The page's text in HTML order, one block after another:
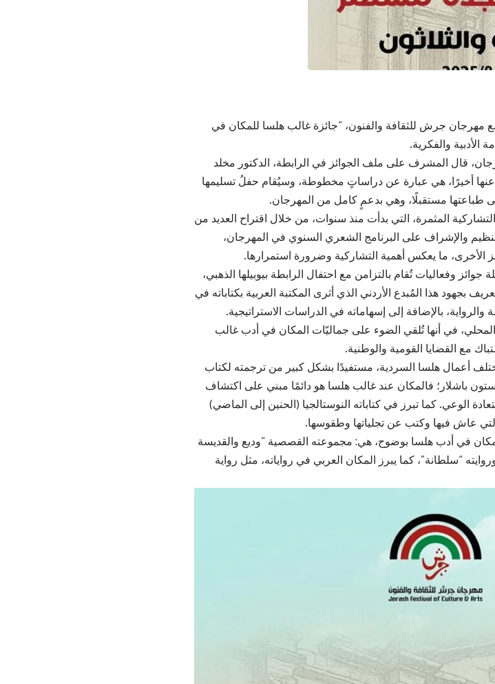
مع مهرجان جرش للثقافة والفنون، “جائزة غالب هلسا للمكان في
الأدبية والفكرية.
قال المشرف على ملف الجوائز في الرابطة، الدكتور مخلد
عنها أخيرًا، هي عبارة عن دراساتٍ مخطوطة، وسيُقام حفلُ تسليمها
مستقبلًا، وهي بدعمٍ كامل من المهرجان.
المثمرة، التي بدأت منذ سنوات، من خلال اقتراح العديد من
والإشراف على البرنامج الشعري السنوي في المهرجان،
الأخرى، ما يعكس أهمية التشاركية وضرورة استمرارها.
وفعاليات تُقام بالتزامن مع احتفال الرابطة بيوبيلها الذهبي،
بجهود هذا المُبدع الأردني الذي أثرى المكتبة العربية بكتاباته في
بالإضافة إلى إسهاماته في الدراسات الاستراتيجية.
في أنها تُلقي الضوء على جماليّات المكان في أدب غالب
مع القضايا القومية والوطنية.
أعمال هلسا السردية، مستفيدًا بشكل كبير من ترجمته لكتاب
باشلار؛ فالمكان عند غالب هلسا هو دائمًا مبني على اكتشاف
الوعي. كما تبرز في كتاباته النوستالجيا (الحنين إلى الماضي)
عاش فيها وكتب عن تجلياتها وطقوسها.
في أدب هلسا بوضوح، هي: مجموعته القصصية “وديع والقديسة
“سلطانة”، كما يبرز المكان العربي في رواياته، مثل رواية